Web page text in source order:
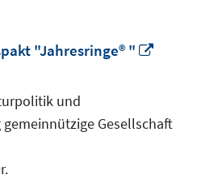
"Jahresringe® "
und
Gesellschaft